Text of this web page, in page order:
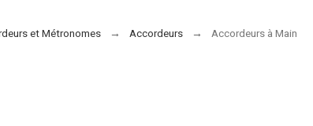
et Métronomes Accordeurs Accordeurs à Main